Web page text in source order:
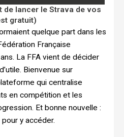
de lancer le Strava de vos
gratuit)
quelque part dans les
Française
La FFA vient de décider
Bienvenue sur
qui centralise
en compétition et les
Et bonne nouvelle :
y accéder.